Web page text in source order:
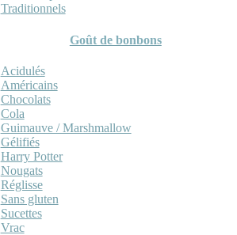
Traditionnels
Goût de bonbons
Acidulés
Américains
Chocolats
Cola
Guimauve / Marshmallow
Gélifiés
Harry Potter
Nougats
Réglisse
Sans gluten
Sucettes
Vrac